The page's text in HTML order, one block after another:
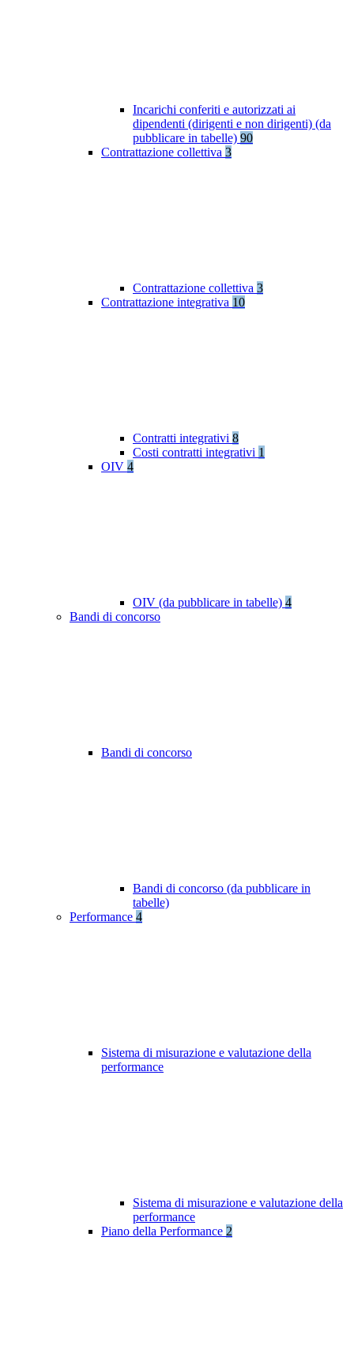
Incarichi conferiti e autorizzati ai
dipendenti (dirigenti e non dirigenti) (da
pubblicare in tabelle) 90
Contrattazione collettiva 3
Contrattazione collettiva 3
Contrattazione integrativa 10
Contratti integrativi 8
Costi contratti integrativi 1
OIV 4
OIV (da pubblicare in tabelle) 4
Bandi di concorso
Bandi di concorso
Bandi di concorso (da pubblicare in
tabelle)
Performance 4
Sistema di misurazione e valutazione della
performance
Sistema di misurazione e valutazione della
performance
Piano della Performance 2